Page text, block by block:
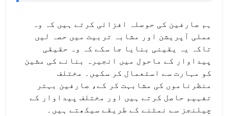
ہم صارفین کی حوصلہ افزائی کرتے ہیں کہ وہ
عملی آپریشن اور مشابہ تربیت میں حصہ لیں
تاکہ یہ یقینی بنایا جا سکے کہ وہ حقیقی
پیداوار کے ماحول میں انجیرہ بنانے کی مشین
کو مہارت سے استعمال کر سکیں۔ مختلف
منظرناموں کی مشابہت کر کے، صارفین بہتر
تفہیم حاصل کرتے ہیں اور مختلف پیداوار کے
چیلنجز سے نمٹنے کے طریقے سیکھتے ہیں۔